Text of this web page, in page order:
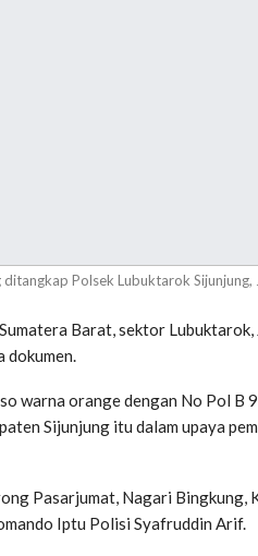
Polsek Lubuktarok
Barat, sektor
dokumen.
warna orange dengan No Pol B
Sijunjung itu dalam upaya
Pasarjumat, Nagari Bingkung,
Iptu Polisi Syafruddin Arif.